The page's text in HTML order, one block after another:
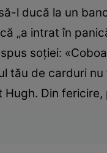
l ducă la un
„a intrat în
soţiei:
tău de carduri
Hugh. Din